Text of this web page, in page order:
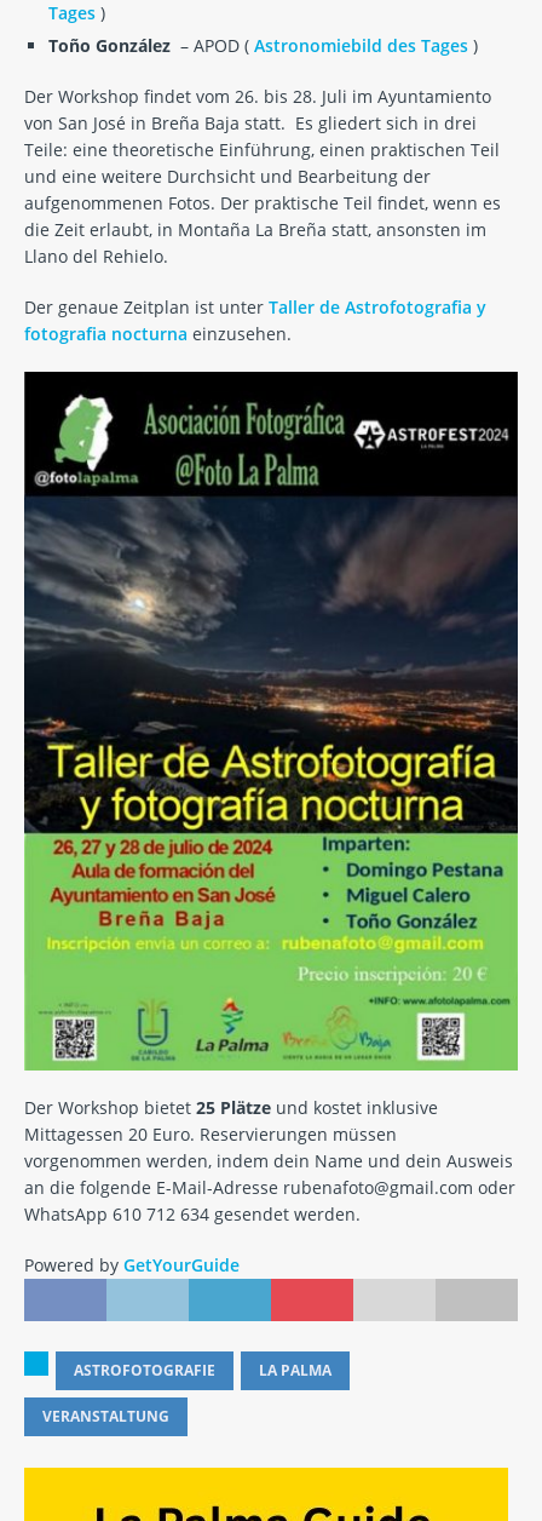
Tages )
Toño González – APOD ( Astronomiebild des Tages )
Der Workshop findet vom 26. bis 28. Juli im Ayuntamiento
von San José in Breña Baja statt. Es gliedert sich in drei
Teile: eine theoretische Einführung, einen praktischen Teil
und eine weitere Durchsicht und Bearbeitung der
aufgenommenen Fotos. Der praktische Teil findet, wenn es
die Zeit erlaubt, in Montaña La Breña statt, ansonsten im
Llano del Rehielo.
Der genaue Zeitplan ist unter Taller de Astrofotografia y
fotografia nocturna einzusehen.
Der Workshop bietet 25 Plätze und kostet inklusive
Mittagessen 20 Euro. Reservierungen müssen
vorgenommen werden, indem dein Name und dein Ausweis
an die folgende E-Mail-Adresse rubenafoto@gmail.com oder
WhatsApp 610 712 634 gesendet werden.
Powered by GetYourGuide
ASTROFOTOGRAFIE LA PALMA
VERANSTALTUNG